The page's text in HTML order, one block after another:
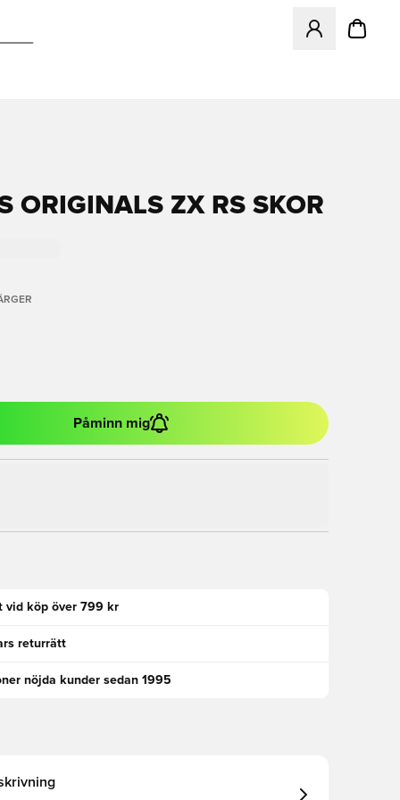
Öppnar en
ORIGINALS ZX RS SKOR
Påminn mig
vid köp över 799 kr
returrätt
nöjda kunder sedan 1995